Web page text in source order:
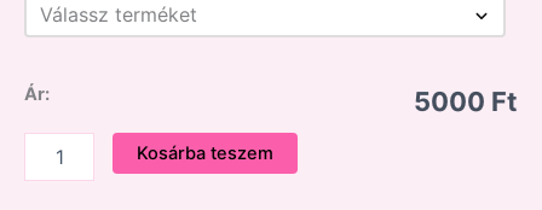
Ár: 5000 Ft
Kosárba teszem